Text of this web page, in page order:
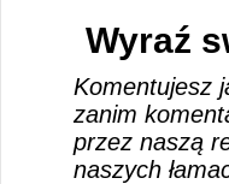
Wyraź
Komentujesz
zanim
przez naszą
naszych